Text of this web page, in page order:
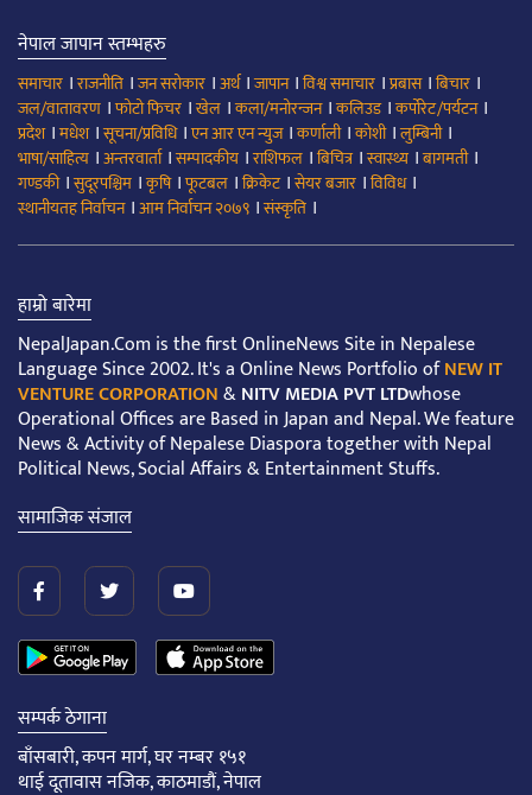
नेपाल जापान स्तम्भहरु
समाचार ।राजनीति ।जन सरोकार ।अर्थ।जापान।विश्व समाचार ।प्रबास।बिचार ।
जल/वातावरण ।फोटो फिचर ।खेल ।कला/मनोरन्जन।कलिउड।कर्पोरेट/पर्यटन।
प्रदेश।मधेश।सूचना/प्रविधि।एन आर एन न्युज।कर्णाली।कोशी।लुम्बिनी।
भाषा/साहित्य ।अन्तरवार्ता।सम्पादकीय ।राशिफल ।बिचित्र।स्वास्थ्य ।बागमती।
गण्डकी।सुदूरपश्चिम ।कृषि।फूटबल ।क्रिकेट।सेयर बजार ।विविध।
स्थानीयतह निर्वाचन।आम निर्वाचन २०७९ ।संस्कृति ।
हाम्रो बारेमा
NepalJapan.Com is the first OnlineNews Site in Nepalese
Language Since 2002. It's a Online News Portfolio ofNEW IT
VENTURE CORPORATION&NITV MEDIA PVT LTDwhose
Operational Offices are Based in Japan and Nepal. We feature
News & Activity of Nepalese Diaspora together with Nepal
Political News, Social Affairs & Entertainment Stuffs.
सामाजिक संजाल
सम्पर्क ठेगाना
बाँसबारी, कपन मार्ग, घर नम्बर १५१
थाई दूतावास नजिक, काठमाडौं, नेपाल